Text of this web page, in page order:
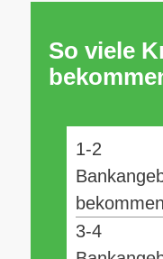
So viele
1-2
bekommen
3-4